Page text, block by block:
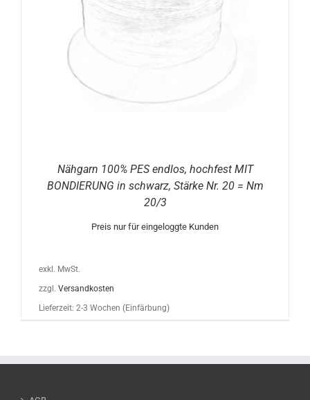
Nähgarn 100% PES endlos, hochfest MIT
BONDIERUNG in schwarz, Stärke Nr. 20 = Nm
20/3
Preis nur für eingeloggte Kunden
exkl. MwSt.
zzgl. Versandkosten
Lieferzeit: 2-3 Wochen (Einfärbung)